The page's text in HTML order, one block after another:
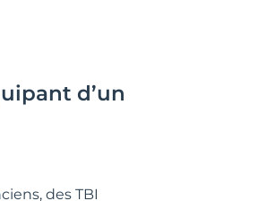
d’un
des TBI